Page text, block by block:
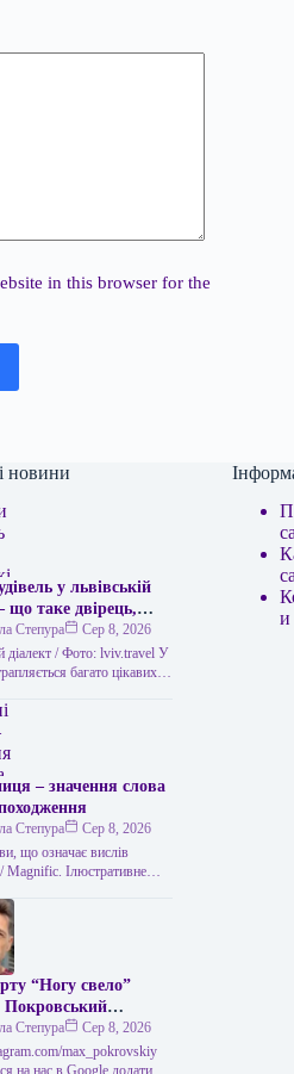
in this browser for the
новини
у львівській
що таке двірець,
кнайпа
Степура
Сер 8, 2026
діалект / Фото: lviv.travel У
багато цікавих
мандрівника. Тож
– значення слова
Степура
Сер 8, 2026
що означає вислів
Magnific. Ілюстративне
цікавішою за його
“Ногу свело”
про причини свого
України.
Степура
Сер 8, 2026
max_pokrovskiy
и